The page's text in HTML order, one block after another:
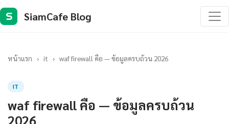
S SiamCafe Blog
หน้าแรก › it › waf firewall คือ — ข้อมูลครบถ้วน 2026
IT
waf firewall คือ — ข้อมูลครบถ้วน
2026